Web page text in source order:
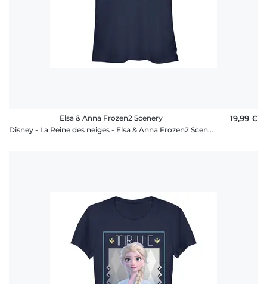
Elsa & Anna Frozen2 Scenery
Disney - La Reine des neiges - Elsa & Anna Frozen2 Scenery - Femme T-shirt
19,99 €